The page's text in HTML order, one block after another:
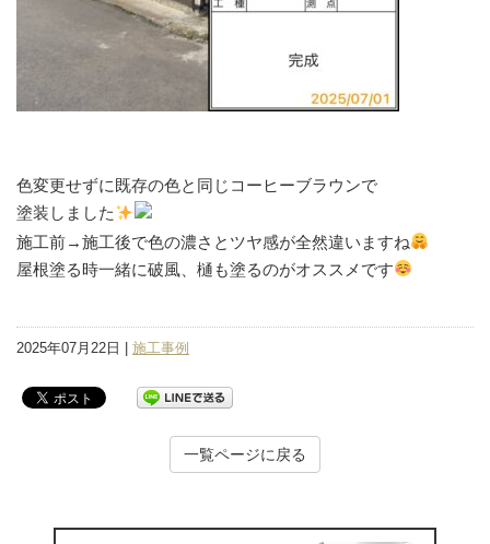
色変更せずに既存の色と同じコーヒーブラウンで
塗装しました
施工前→施工後で色の濃さとツヤ感が全然違いますね
屋根塗る時一緒に破風、樋も塗るのがオススメです
2025年07月22日 | 施工事例
一覧ページに戻る